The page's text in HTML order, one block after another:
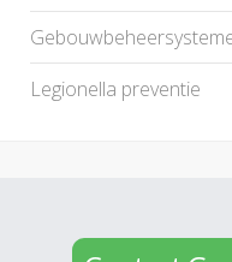
Legionella preventie